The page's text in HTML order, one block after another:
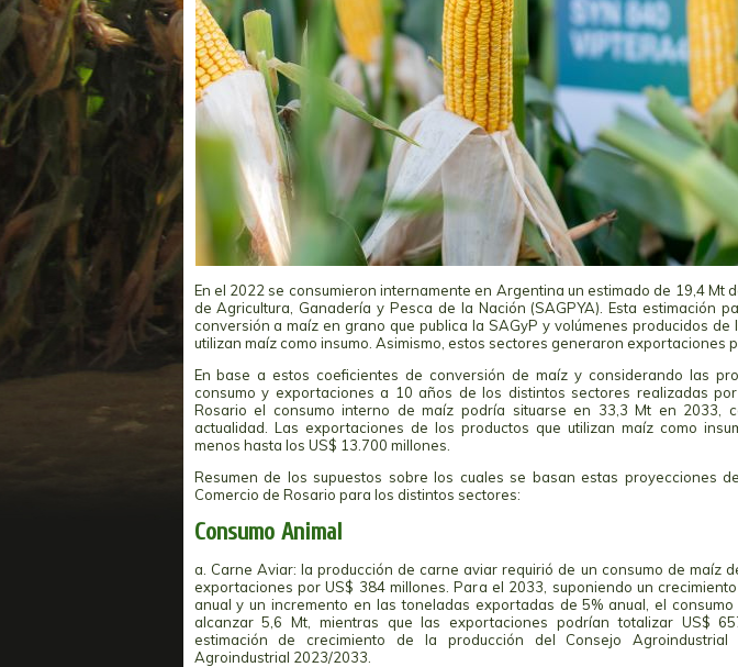
En el 2022 se consumieron internamente en Argentina un estimado de 19,4 Mt
de Agricultura, Ganadería y Pesca de la Nación (SAGPYA). Esta estimación
conversión a maíz en grano que publica la SAGyP y volúmenes producidos de
utilizan maíz como insumo. Asimismo, estos sectores generaron exportaciones
En base a estos coeficientes de conversión de maíz y considerando las
consumo y exportaciones a 10 años de los distintos sectores realizadas
Rosario el consumo interno de maíz podría situarse en 33,3 Mt en 2033,
actualidad. Las exportaciones de los productos que utilizan maíz como
menos hasta los US$ 13.700 millones.
Resumen de los supuestos sobre los cuales se basan estas proyecciones
Comercio de Rosario para los distintos sectores:
Consumo Animal
a. Carne Aviar: la producción de carne aviar requirió de un consumo de maíz
exportaciones por US$ 384 millones. Para el 2033, suponiendo un
anual y un incremento en las toneladas exportadas de 5% anual, el
alcanzar 5,6 Mt, mientras que las exportaciones podrían totalizar US$
estimación de crecimiento de la producción del Consejo
Agroindustrial 2023/2033.